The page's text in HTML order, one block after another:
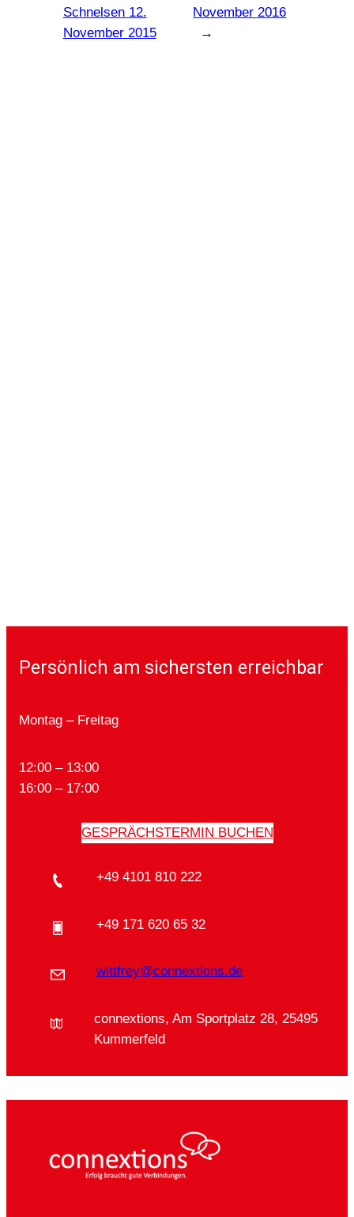
Schnelsen 12.
November 2015
November 2016
→
Persönlich am sichersten erreichbar
Montag – Freitag
12:00 – 13:00
16:00 – 17:00
GESPRÄCHSTERMIN BUCHEN
+49 4101 810 222
+49 171 620 65 32
wittfrey@connextions.de
connextions, Am Sportplatz 28, 25495
Kummerfeld